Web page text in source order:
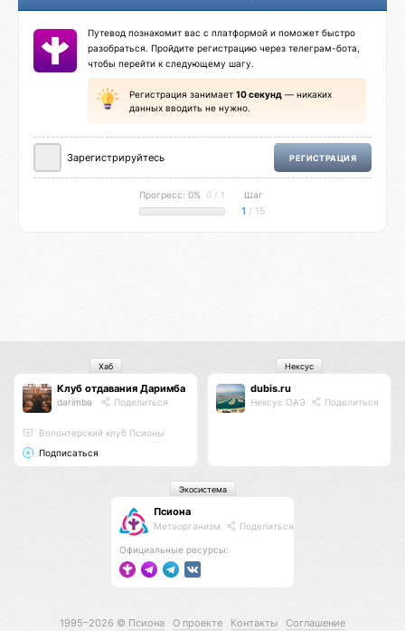
Путевод познакомит вас с платформой и поможет быстро
разобраться. Пройдите регистрацию через телеграм-бота,
чтобы перейти к следующему шагу.
Регистрация занимает 10 секунд — никаких
данных вводить не нужно.
Зарегистрируйтесь РЕГИСТРАЦИЯ
Прогресс: 0% 0 / 1 Шаг
1 / 15
Клуб отдавания Даримба
darimba Поделиться
Волонтерский клуб Псионы
Подписаться
Хаб
dubis.ru
Нексус ОАЭ Поделиться
Нексус
Псиона
Метаорганизм Поделиться
Официальные ресурсы:
Экосистема
1995–2026 © Псиона О проекте Контакты Соглашение